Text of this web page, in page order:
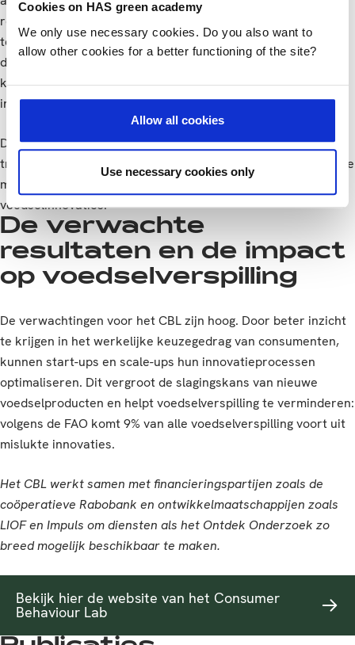
Cookies on HAS green academy
We only use necessary cookies. Do you also want to
allow other cookies for a better functioning of the site?
Allow all cookies
Use necessary cookies only
realistischer beeld dan bijvoorbeeld de traditionele “mom-
test”, waarbij ondernemers feedback vragen aan bekenden
die vaak positief reageren. Door deze eerlijke feedback
kunnen bedrijven de potentie van hun product beter
inschatten.
Daarnaast wordt onderzocht hoe de methode van “eye-
tracking glasses” kan worden ingezet om een vóór-selectie te
maken van de meest effectieve verpakkingen voor
voedselinnovaties.
De verwachte
resultaten en de impact
op voedselverspilling
De verwachtingen voor het CBL zijn hoog. Door beter inzicht
te krijgen in het werkelijke keuzegedrag van consumenten,
kunnen start-ups en scale-ups hun innovatieprocessen
optimaliseren. Dit vergroot de slagingskans van nieuwe
voedselproducten en helpt voedselverspilling te verminderen:
volgens de FAO komt 9% van alle voedselverspilling voort uit
mislukte innovaties.
Het CBL werkt samen met financieringspartijen zoals de
coöperatieve Rabobank en ontwikkelmaatschappijen zoals
LIOF en Impuls om diensten als het Ontdek Onderzoek zo
breed mogelijk beschikbaar te maken.
Bekijk hier de website van het Consumer
Behaviour Lab